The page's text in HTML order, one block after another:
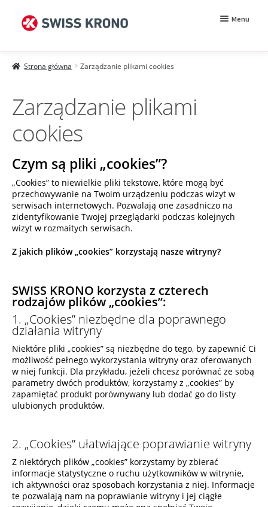
Przejdź
Przejdź
Menu
Próbki
Rozwiń
Moje konto
Zamówienie
Próbki MDF BE.Velvet
Strona główna Zarządzanie plikami cookies
Zarządzanie plikami
cookies
Czym są pliki „cookies”?
„Cookies” to niewielkie pliki tekstowe, które mogą być
przechowywanie na Twoim urządzeniu podczas wizyt w
serwisach internetowych. Pozwalają one zasadniczo na
zidentyfikowanie Twojej przeglądarki podczas kolejnych
wizyt w rozmaitych serwisach.
Z jakich plików „cookies” korzystają nasze witryny?
SWISS KRONO korzysta z czterech
rodzajów plików „cookies”:
1. „Cookies” niezbędne dla poprawnego
działania witryny
Niektóre pliki „cookies” są niezbędne do tego, by zapewnić Ci
możliwość pełnego wykorzystania witryny oraz oferowanych
w niej funkcji. Dla przykładu, jeżeli chcesz porównać ze sobą
parametry dwóch produktów, korzystamy z „cookies” by
zapamiętać produkt porównywany lub dodać go do listy
ulubionych produktów.
2. „Cookies” ułatwiające poprawianie witryny
Z niektórych plików „cookies” korzystamy by zbierać
informacje statystyczne o ruchu użytkowników w witrynie,
ich aktywności oraz sposobach korzystania z niej. Informacje
te pozwalają nam na poprawianie witryny i jej ciągłe